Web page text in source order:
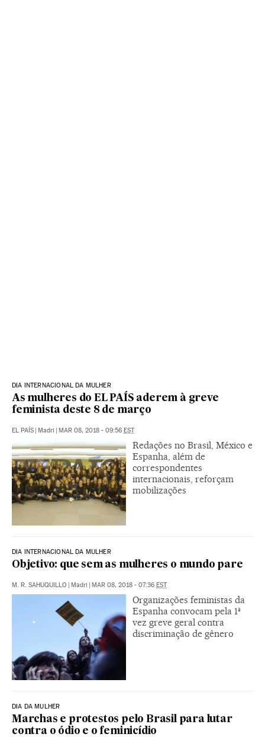
DIA INTERNACIONAL DA MULHER
As mulheres do EL PAÍS aderem à greve
feminista deste 8 de março
EL PAÍS | Madri | MAR 08, 2018 - 09:56 EST
Redações no Brasil, México e
Espanha, além de
correspondentes
internacionais, reforçam
mobilizações
DIA INTERNACIONAL DA MULHER
Objetivo: que sem as mulheres o mundo pare
M. R. SAHUQUILLO | Madri | MAR 08, 2018 - 07:36 EST
Organizações feministas da
Espanha convocam pela 1ª
vez greve geral contra
discriminação de gênero
DIA DA MULHER
Marchas e protestos pelo Brasil para lutar
contra o ódio e o feminicídio